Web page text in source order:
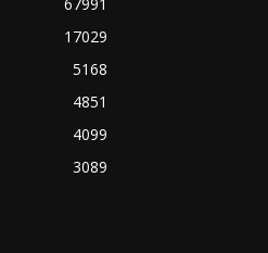
17029
5168
4851
4099
3089